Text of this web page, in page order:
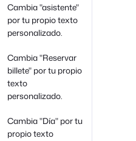
Cambia "asistente"
por tu propio texto
personalizado.
Cambia "Reservar
billete" por tu propio
texto
personalizado.
Cambia "Día" por tu
propio texto